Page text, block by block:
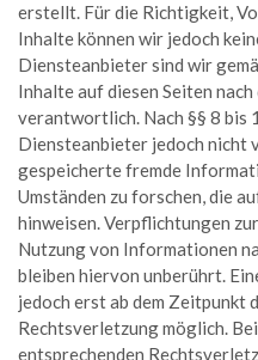
erstellt. Für die Richtigkeit,
Inhalte können wir jedoch
Diensteanbieter sind wir
Inhalte auf diesen Seiten
verantwortlich. Nach §§ 8 bis
Diensteanbieter jedoch
gespeicherte fremde
Umständen zu forschen, die
hinweisen. Verpflichtungen
Nutzung von Informationen
bleiben hiervon unberührt.
jedoch erst ab dem Zeitpunkt
Rechtsverletzung möglich.
entsprechenden